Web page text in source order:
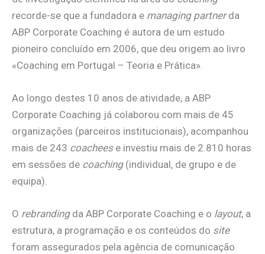
recorde-se que a fundadora e managing partnerda
ABP Corporate Coaching é autora de um estudo
pioneiro concluído em 2006, que deu origem ao livro
«Coaching em Portugal – Teoria e Prática».
Ao longo destes 10 anos de atividade, a ABP
Corporate Coaching já colaborou com mais de 45
organizações (parceiros institucionais), acompanhou
mais de 243 coachees e investiu mais de 2.810 horas
em sessões de coaching(individual, de grupo e de
equipa).
O rebrandingda ABP Corporate Coaching e o layout, a
estrutura, a programação e os conteúdos do site
foram assegurados pela agência de comunicação